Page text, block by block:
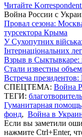
Читайте
Война России с
Провал сезона:
турсектора Крыма
У Сухопутних
Інтернаціональних
Взрыв в Сыктывкаре:
Стали известны
Встреча
СПЕЦТЕМА: Война
ТЕГИ:
Гуманитарная помощь
фонд, Война в
Если вы заметили
нажмите Ctrl+Enter,